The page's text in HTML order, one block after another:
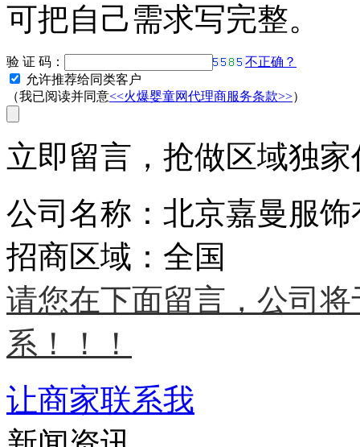
可把自己需求写完整。
验 证 码：
不正确？
允许推荐给同类客户
（我已阅读并同意<<火爆婴童网代理商服务条款>>）
立即留言，抢做区域独
公司名称：北京嘉曼服
招商区域：全国
请您在下面留言，公司
系！！！
让商家联系我